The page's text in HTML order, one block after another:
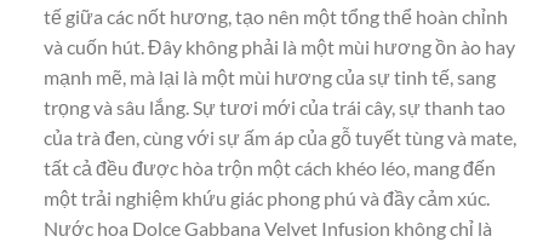
tế giữa các nốt hương, tạo nên một tổng thể hoàn chỉnh
và cuốn hút. Đây không phải là một mùi hương ồn ào hay
mạnh mẽ, mà lại là một mùi hương của sự tinh tế, sang
trọng và sâu lắng. Sự tươi mới của trái cây, sự thanh tao
của trà đen, cùng với sự ấm áp của gỗ tuyết tùng và mate,
tất cả đều được hòa trộn một cách khéo léo, mang đến
một trải nghiệm khứu giác phong phú và đầy cảm xúc.
Nước hoa Dolce Gabbana Velvet Infusion không chỉ là